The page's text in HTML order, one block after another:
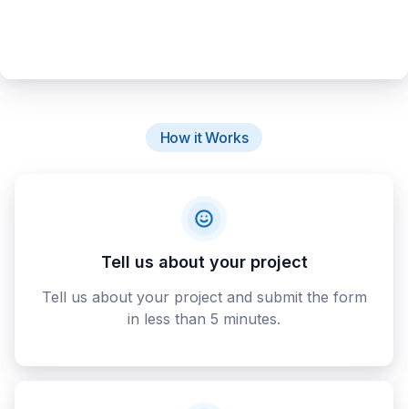
How it Works
Tell us about your project
Tell us about your project and submit the form
in less than 5 minutes.